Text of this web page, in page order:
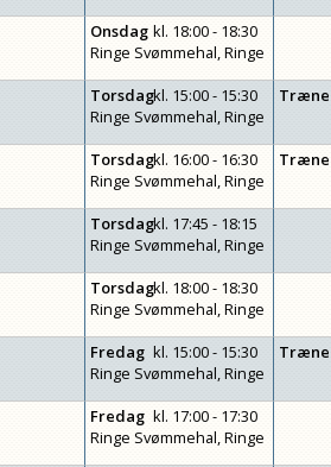
Onsdag kl. 18:00 - 18:30
Ringe Svømmehal, Ringe
Torsdagkl. 15:00 - 15:30
Ringe Svømmehal, Ringe
Torsdagkl. 16:00 - 16:30
Ringe Svømmehal, Ringe
Torsdagkl. 17:45 - 18:15
Ringe Svømmehal, Ringe
Torsdagkl. 18:00 - 18:30
Ringe Svømmehal, Ringe
Fredag kl. 15:00 - 15:30
Ringe Svømmehal, Ringe
Fredag kl. 17:00 - 17:30
Ringe Svømmehal, Ringe